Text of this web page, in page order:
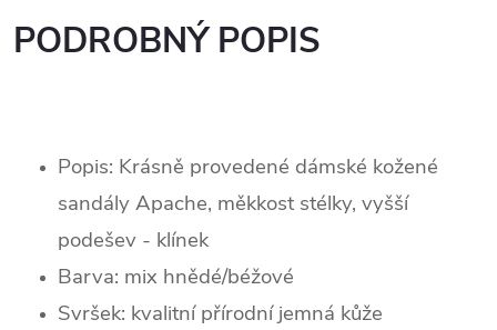
PODROBNÝ POPIS
Popis: Krásně provedené dámské kožené
sandály Apache, měkkost stélky, vyšší
podešev - klínek
Barva: mix hnědé/béžové
Svršek: kvalitní přírodní jemná kůže